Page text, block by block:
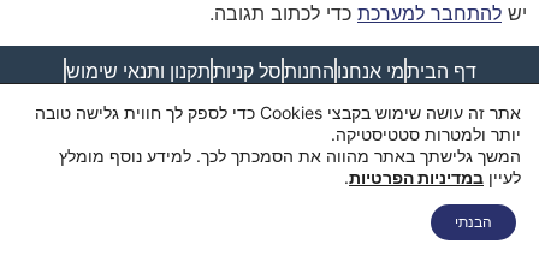
יש להתחבר למערכת כדי לכתוב תגובה.
דף הביתמי אנחנו החנותסל קניותתקנון ותנאי שימוש
אתר זה עושה שימוש בקבצי Cookies כדי לספק לך חווית גלישה טובה
יותר ולמטרות סטטיסטיקה.
המשך גלישתך באתר מהווה את הסמכתך לכך. למידע נוסף מומלץ
לעיין במדיניות הפרטיות.
הבנתי